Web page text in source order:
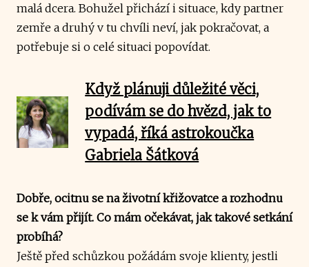
malá dcera. Bohužel přichází i situace, kdy partner
zemře a druhý v tu chvíli neví, jak pokračovat, a
potřebuje si o celé situaci popovídat.
Když plánuji důležité věci,
podívám se do hvězd, jak to
vypadá, říká astrokoučka
Gabriela Šátková
Dobře, ocitnu se na životní křižovatce a rozhodnu
se k vám přijít. Co mám očekávat, jak takové setkání
probíhá?
Ještě před schůzkou požádám svoje klienty, jestli